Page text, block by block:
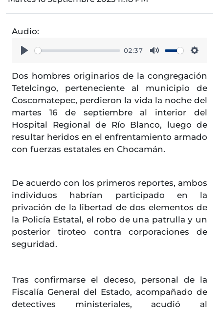
Audio:
02:37
Dos hombres originarios de la congregación
Tetelcingo, perteneciente al municipio de
Coscomatepec, perdieron la vida la noche del
martes 16 de septiembre al interior del
Hospital Regional de Río Blanco, luego de
resultar heridos en el enfrentamiento armado
con fuerzas estatales en Chocamán.
De acuerdo con los primeros reportes, ambos
individuos habrían participado en la
privación de la libertad de dos elementos de
la Policía Estatal, el robo de una patrulla y un
posterior tiroteo contra corporaciones de
seguridad.
Tras confirmarse el deceso, personal de la
Fiscalía General del Estado, acompañado de
detectives ministeriales, acudió al